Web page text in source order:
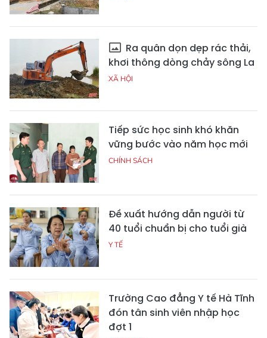
Ra quân dọn dẹp rác thải,
khơi thông dòng chảy sông La
XÃ HỘI
Tiếp sức học sinh khó khăn
vững bước vào năm học mới
CHÍNH SÁCH
Đề xuất hướng dẫn người từ
40 tuổi chuẩn bị cho tuổi già
Y TẾ
Trường Cao đẳng Y tế Hà Tĩnh
đón tân sinh viên nhập học
đợt 1